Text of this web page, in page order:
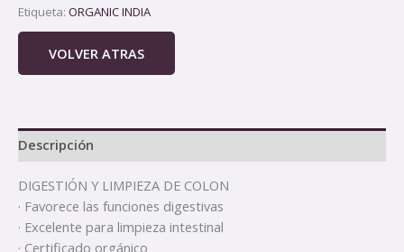
Etiqueta: ORGANIC INDIA
VOLVER ATRAS
Descripción
DIGESTIÓN Y LIMPIEZA DE COLON
· Favorece las funciones digestivas
· Excelente para limpieza intestinal
· Certificado orgánico